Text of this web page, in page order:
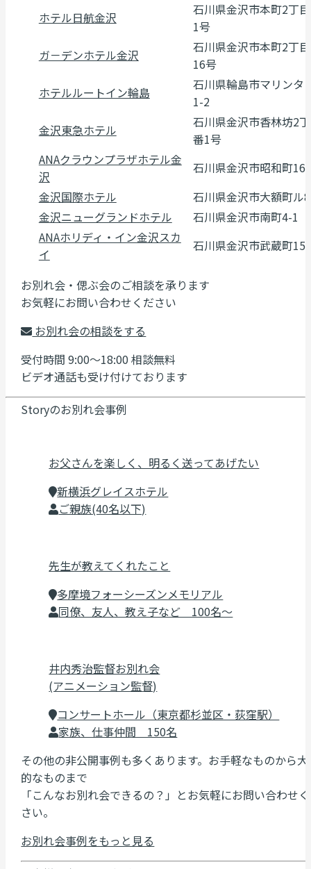
ホテル日航金沢
石川県金沢市本町2丁
1号
ガ－デンホテル金沢
石川県金沢市本町2丁
16号
ホテルルートイン輪島
石川県輪島市マリンタ
1-2
金沢東急ホテル
石川県金沢市香林坊2
番1号
ANAクラウンプラザホテル金
沢
石川県金沢市昭和町16
金沢国際ホテル
石川県金沢市大額町ル
金沢ニューグランドホテル
石川県金沢市南町4-1
ANAホリディ・イン金沢スカ
イ
石川県金沢市武蔵町15
お別れ会・偲ぶ会のご相談を承ります
お気軽にお問い合わせください
お別れ会の相談をする
受付時間 9:00～18:00 相談無料
ビデオ通話も受け付けております
Storyのお別れ会事例
お父さんを楽しく、明るく送ってあげたい
新横浜グレイスホテル
ご親族(40名以下)
先生が教えてくれたこと
多摩境フォーシーズンメモリアル
同僚、友人、教え子など 100名～
井内秀治監督お別れ会
(アニメーション監督)
コンサートホール（東京都杉並区・荻窪駅）
家族、仕事仲間 150名
その他の非公開事例も多くあります。お手軽なものから
的なものまで
「こんなお別れ会できるの？」とお気軽にお問い合わせ
さい。
お別れ会事例をもっと見る